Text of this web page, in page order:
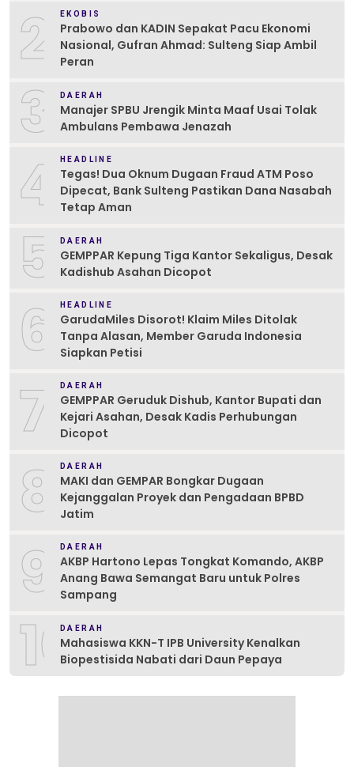
2 EKOBIS
Prabowo dan KADIN Sepakat Pacu Ekonomi
Nasional, Gufran Ahmad: Sulteng Siap Ambil
Peran
3 DAERAH
Manajer SPBU Jrengik Minta Maaf Usai Tolak
Ambulans Pembawa Jenazah
4 HEADLINE
Tegas! Dua Oknum Dugaan Fraud ATM Poso
Dipecat, Bank Sulteng Pastikan Dana Nasabah
Tetap Aman
5 DAERAH
GEMPPAR Kepung Tiga Kantor Sekaligus, Desak
Kadishub Asahan Dicopot
6 HEADLINE
GarudaMiles Disorot! Klaim Miles Ditolak
Tanpa Alasan, Member Garuda Indonesia
Siapkan Petisi
7 DAERAH
GEMPPAR Geruduk Dishub, Kantor Bupati dan
Kejari Asahan, Desak Kadis Perhubungan
Dicopot
8 DAERAH
MAKI dan GEMPAR Bongkar Dugaan
Kejanggalan Proyek dan Pengadaan BPBD
Jatim
9 DAERAH
AKBP Hartono Lepas Tongkat Komando, AKBP
Anang Bawa Semangat Baru untuk Polres
Sampang
10DAERAH
Mahasiswa KKN-T IPB University Kenalkan
Biopestisida Nabati dari Daun Pepaya